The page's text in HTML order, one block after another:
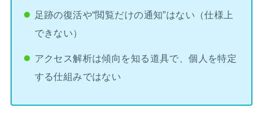
足跡の復活や“閲覧だけの通知”はない（仕様上
できない）
アクセス解析は傾向を知る道具で、個人を特定
する仕組みではない